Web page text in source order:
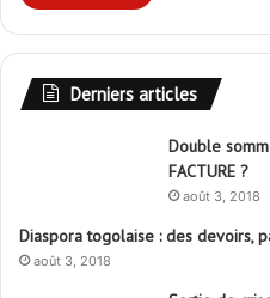
Derniers articles
Double
FACTURE ?
août 3, 2018
Diaspora togolaise : des devoirs,
août 3, 2018